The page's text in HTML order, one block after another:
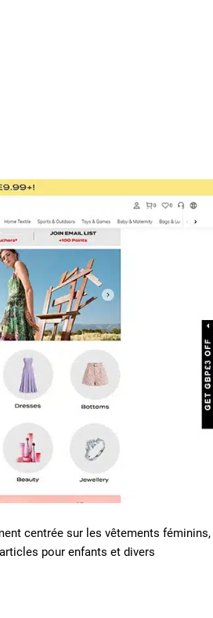
centrée sur les vêtements féminins,
pour enfants et divers